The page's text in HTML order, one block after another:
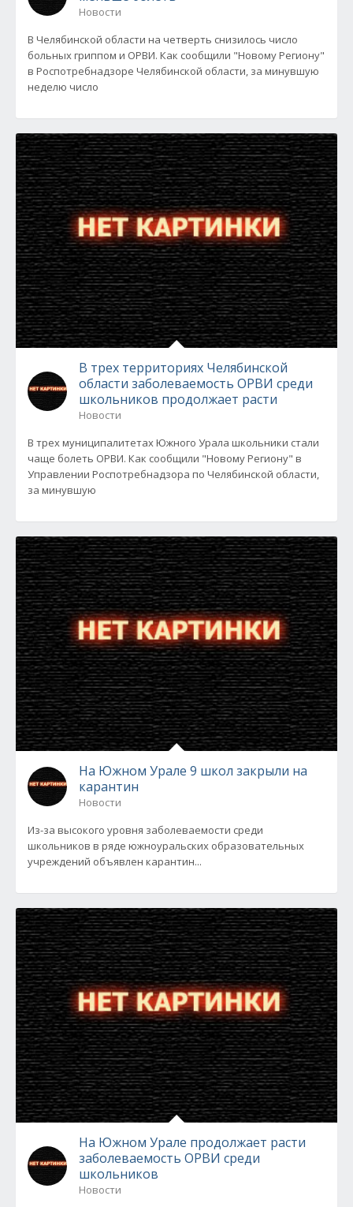
Новости
В Челябинской области на четверть снизилось число
больных гриппом и ОРВИ. Как сообщили "Новому Региону"
в Роспотребнадзоре Челябинской области, за минувшую
неделю число
В трех территориях Челябинской
области заболеваемость ОРВИ среди
школьников продолжает расти
Новости
В трех муниципалитетах Южного Урала школьники стали
чаще болеть ОРВИ. Как сообщили "Новому Региону" в
Управлении Роспотребнадзора по Челябинской области,
за минувшую
На Южном Урале 9 школ закрыли на
карантин
Новости
Из-за высокого уровня заболеваемости среди
школьников в ряде южноуральских образовательных
учреждений объявлен карантин...
На Южном Урале продолжает расти
заболеваемость ОРВИ среди
школьников
Новости